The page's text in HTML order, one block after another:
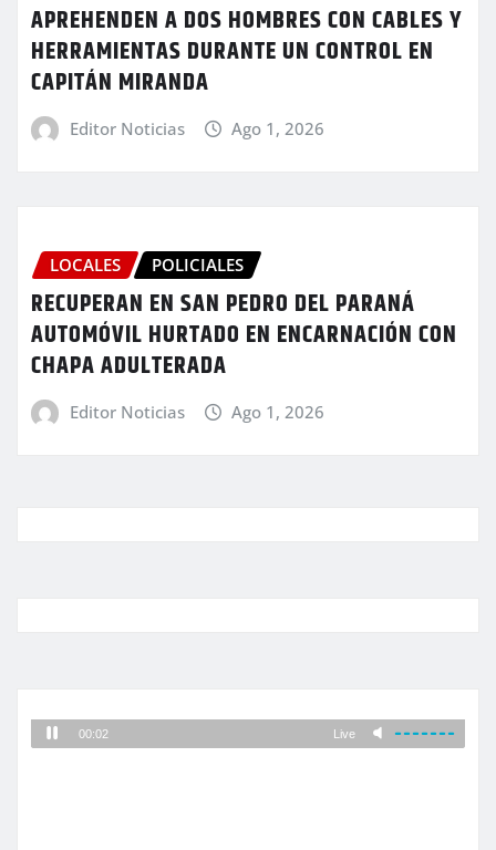
APREHENDEN A DOS HOMBRES CON CABLES Y
HERRAMIENTAS DURANTE UN CONTROL EN
CAPITÁN MIRANDA
Editor Noticias Ago 1, 2026
LOCALES POLICIALES
RECUPERAN EN SAN PEDRO DEL PARANÁ
AUTOMÓVIL HURTADO EN ENCARNACIÓN CON
CHAPA ADULTERADA
Editor Noticias Ago 1, 2026